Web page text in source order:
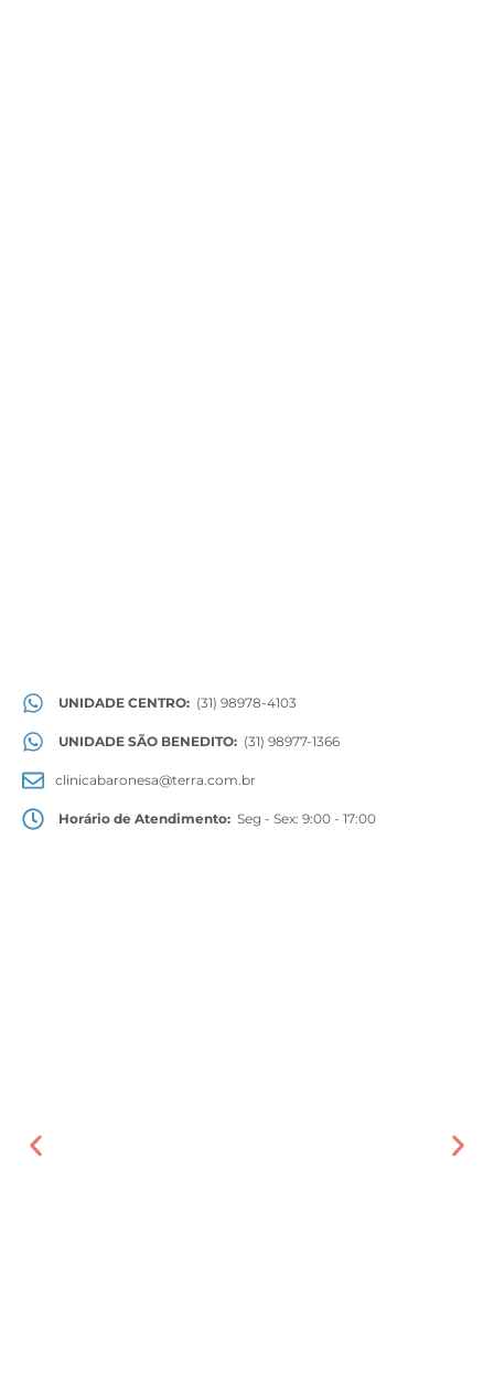
UNIDADE CENTRO: (31) 98978-4103
UNIDADE SÃO BENEDITO: (31) 98977-1366
clinicabaronesa@terra.com.br
Horário de Atendimento: Seg - Sex: 9:00 - 17:00